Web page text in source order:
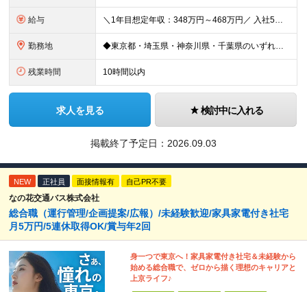
給与 ＼1年目想定年収：348万円～468万円／ 入社5年目で月給60.8万円も実現可能！ 月給：25万円～35万円＋交通費全額支給＋資格手当＋賞与など ※経験・スキルを考慮の上、決定します ※残業代は
勤務地 ◆東京都・埼玉県・神奈川県・千葉県のいずれかの携帯ショップやイベント会場に配属 ◆「家から近い場所で働きたい！」という社員の要望に応えてプロジェクトを獲得した実例あり ■本社 東京都豊島区南池袋2-
残業時間 10時間以内
求人を見る 検討中に入れる
掲載終了予定日： 2026.09.03
NEW 正社員 面接情報有 自己PR不要
なの花交通バス株式会社
総合職（運行管理/企画提案/広報）/未経験歓迎/家具家電付き社宅
月5万円/5連休取得OK/賞与年2回
身一つで東京へ！家具家電付き社宅＆未経験から
始める総合職で、ゼロから描く理想のキャリアと
上京ライフ♪